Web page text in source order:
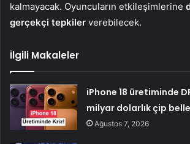
kalmayacak. Oyuncuların etkileşimlerine
gerçekçi tepkiler verebilecek.
İlgili Makaleler
iPhone 18 üretiminde
milyar dolarlık çip
Ağustos 7, 2026